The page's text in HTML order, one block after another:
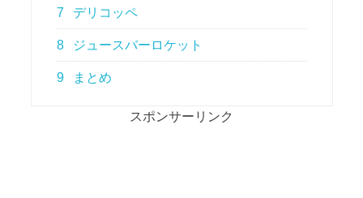
7 デリコッペ
8 ジュースバーロケット
9 まとめ
スポンサーリンク